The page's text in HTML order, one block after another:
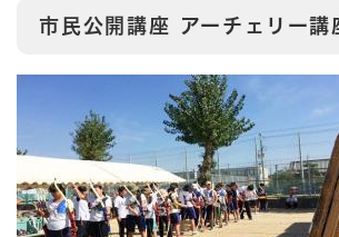
市民公開講座 アーチェリー講